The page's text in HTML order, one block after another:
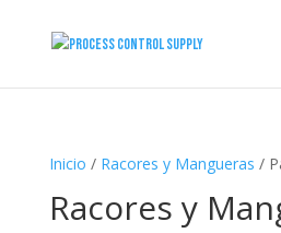
Inicio / Racores y Mangueras /
Racores y